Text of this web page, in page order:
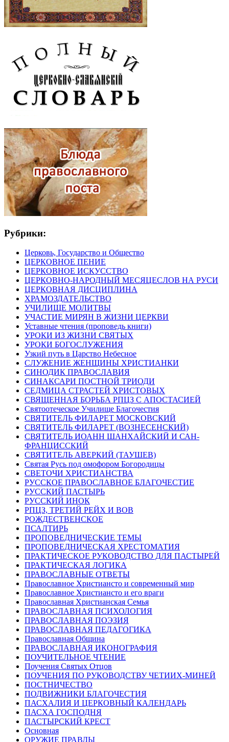
Рубрики:
Церковь, Государство и Общество
ЦЕРКОВНОЕ ПЕНИЕ
ЦЕРКОВНОЕ ИСКУССТВО
ЦЕРКОВНО-НАРОДНЫЙ МЕСЯЦЕСЛОВ НА РУСИ
ЦЕРКОВНАЯ ДИСЦИПЛИНА
ХРАМОЗДАТЕЛЬСТВО
УЧИЛИЩЕ МОЛИТВЫ
УЧАСТИЕ МИРЯН В ЖИЗНИ ЦЕРКВИ
Уставные чтения (проповедь книги)
УРОКИ ИЗ ЖИЗНИ СВЯТЫХ
УРОКИ БОГОСЛУЖЕНИЯ
Узкий путь в Царство Небесное
СЛУЖЕНИЕ ЖЕНЩИНЫ ХРИСТИАНКИ
СИНОДИК ПРАВОСЛАВИЯ
СИНАКСАРИ ПОСТНОЙ ТРИОДИ
СЕДМИЦА СТРАСТЕЙ ХРИСТОВЫХ
СВЯЩЕННАЯ БОРЬБА РПЦЗ С АПОСТАСИЕЙ
Святоотеческое Училище Благочестия
СВЯТИТЕЛЬ ФИЛАРЕТ МОСКОВСКИЙ
СВЯТИТЕЛЬ ФИЛАРЕТ (ВОЗНЕСЕНСКИЙ)
СВЯТИТЕЛЬ ИОАНН ШАНХАЙСКИЙ И САН-
ФРАНЦИССКИЙ
СВЯТИТЕЛЬ АВЕРКИЙ (ТАУШЕВ)
Святая Русь под омофором Богородицы
СВЕТОЧИ ХРИСТИАНСТВА
РУССКОЕ ПРАВОСЛАВНОЕ БЛАГОЧЕСТИЕ
РУССКИЙ ПАСТЫРЬ
РУССКИЙ ИНОК
РПЦЗ, ТРЕТИЙ РЕЙХ И ВОВ
РОЖДЕСТВЕНСКОЕ
ПСАЛТИРЬ
ПРОПОВЕДНИЧЕСКИЕ ТЕМЫ
ПРОПОВЕДНИЧЕСКАЯ ХРЕСТОМАТИЯ
ПРАКТИЧЕСКОЕ РУКОВОДСТВО ДЛЯ ПАСТЫРЕЙ
ПРАКТИЧЕСКАЯ ЛОГИКА
ПРАВОСЛАВНЫЕ ОТВЕТЫ
Православное Христиансто и современный мир
Православное Христиансто и его враги
Православная Христианская Семья
ПРАВОСЛАВНАЯ ПСИХОЛОГИЯ
ПРАВОСЛАВНАЯ ПОЭЗИЯ
ПРАВОСЛАВНАЯ ПЕДАГОГИКА
Православная Община
ПРАВОСЛАВНАЯ ИКОНОГРАФИЯ
ПОУЧИТЕЛЬНОЕ ЧТЕНИЕ
Поучения Святых Отцов
ПОУЧЕНИЯ ПО РУКОВОДСТВУ ЧЕТИИХ-МИНЕЙ
ПОСТНИЧЕСТВО
ПОДВИЖНИКИ БЛАГОЧЕСТИЯ
ПАСХАЛИЯ И ЦЕРКОВНЫЙ КАЛЕНДАРЬ
ПАСХА ГОСПОДНЯ
ПАСТЫРСКИЙ КРЕСТ
Основная
ОРУЖИЕ ПРАВДЫ